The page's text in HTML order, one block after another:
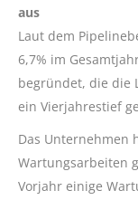
aus
Laut dem
6,7% im
begründet, die die
ein Vierjahrestief
Das Unternehmen
Wartungsarbeiten
Vorjahr einige